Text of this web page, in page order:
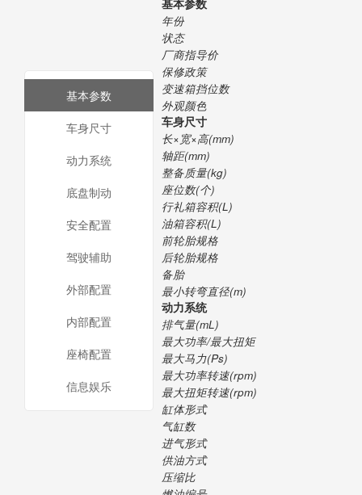
基本参数
年份
状态
厂商指导价
保修政策
变速箱挡位数
外观颜色
车身尺寸
长×宽×高(mm)
轴距(mm)
整备质量(kg)
座位数(个)
行礼箱容积(L)
油箱容积(L)
前轮胎规格
后轮胎规格
备胎
最小转弯直径(m)
动力系统
排气量(mL)
最大功率/最大扭矩
最大马力(Ps)
最大功率转速(rpm)
最大扭矩转速(rpm)
缸体形式
气缸数
进气形式
供油方式
压缩比
基本参数
车身尺寸
动力系统
底盘制动
安全配置
驾驶辅助
外部配置
内部配置
座椅配置
信息娱乐